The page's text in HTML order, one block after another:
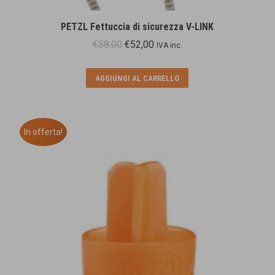
PETZL Fettuccia di sicurezza V-LINK
€58,00 Il
originale
era:
€52,00Il
attuale
è:
IVA inc.
AGGIUNGI AL CARRELLO
In offerta!